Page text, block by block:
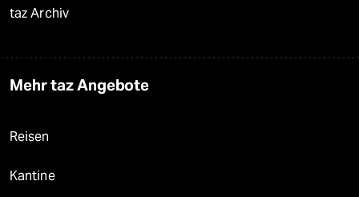
taz Archiv
Mehr taz Angebote
Reisen
Kantine